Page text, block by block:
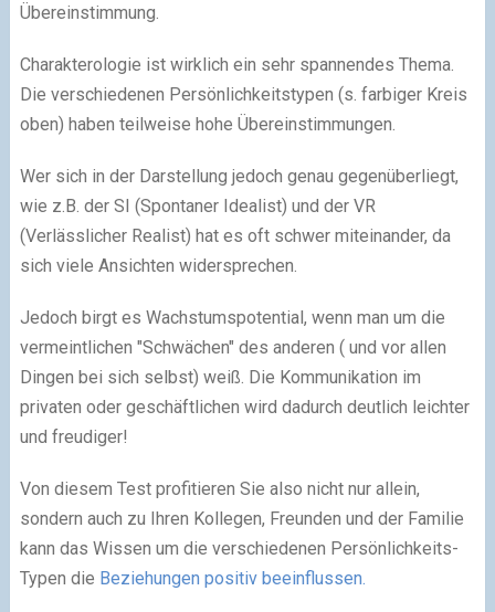
Übereinstimmung.
Charakterologie ist wirklich ein sehr spannendes Thema.
Die verschiedenen Persönlichkeitstypen (s. farbiger Kreis
oben) haben teilweise hohe Übereinstimmungen.
Wer sich in der Darstellung jedoch genau gegenüberliegt,
wie z.B. der SI (Spontaner Idealist) und der VR
(Verlässlicher Realist) hat es oft schwer miteinander, da
sich viele Ansichten widersprechen.
Jedoch birgt es Wachstumspotential, wenn man um die
vermeintlichen "Schwächen" des anderen ( und vor allen
Dingen bei sich selbst) weiß. Die Kommunikation im
privaten oder geschäftlichen wird dadurch deutlich leichter
und freudiger!
Von diesem Test profitieren Sie also nicht nur allein,
sondern auch zu Ihren Kollegen, Freunden und der Familie
kann das Wissen um die verschiedenen Persönlichkeits-
Typen die Beziehungen positiv beeinflussen.